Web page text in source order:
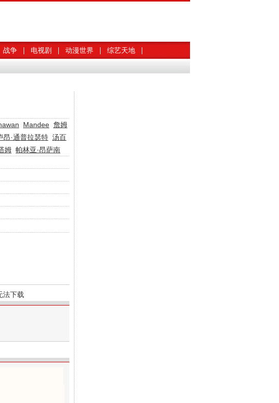
战争 电视剧 动漫世界 综艺天地
Mandee 詹姆
昂·通普拉瑟特 汤百
姆 帕林亚·昂萨南
法下载